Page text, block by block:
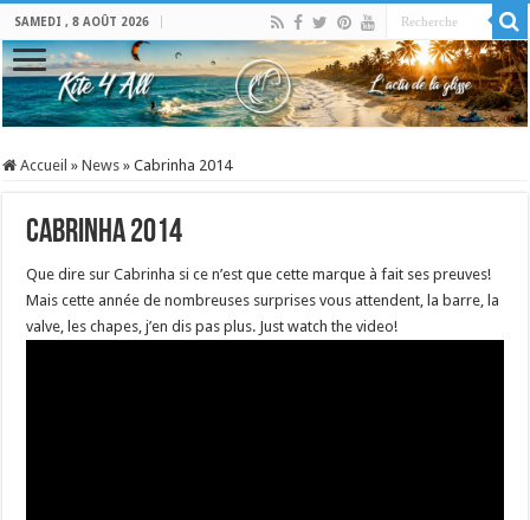
SAMEDI , 8 AOÛT 2026
Accueil » News » Cabrinha 2014
Cabrinha 2014
Que dire sur Cabrinha si ce n’est que cette marque à fait ses preuves!
Mais cette année de nombreuses surprises vous attendent, la barre, la
valve, les chapes, j’en dis pas plus. Just watch the video!